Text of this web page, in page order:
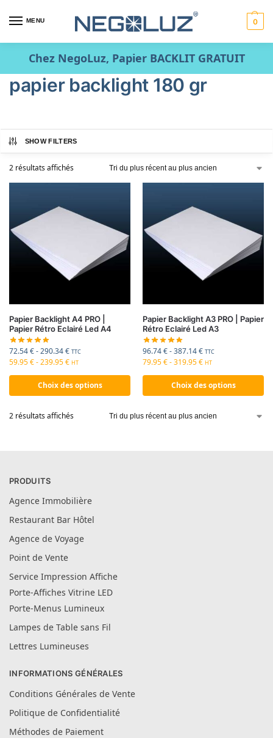
MENU 0
Chez NegoLuz, Papier BACKLIT GRATUIT
papier backlight 180 gr
SHOW FILTERS
2 résultats affichés
Papier Backlight A4 PRO |
Papier Rétro Eclairé Led A4
72.54€-290.34€ TTC
59.95€-239.95€ HT
Choix des options
Papier Backlight A3 PRO | Papier
Rétro Eclairé Led A3
96.74€-387.14€ TTC
79.95€-319.95€ HT
Choix des options
2 résultats affichés
PRODUITS
Agence Immobilière
Restaurant Bar Hôtel
Agence de Voyage
Point de Vente
Service Impression Affiche
Porte-Affiches Vitrine LED
Porte-Menus Lumineux
Lampes de Table sans Fil
Lettres Lumineuses
INFORMATIONS GÉNÉRALES
Conditions Générales de Vente
Politique de Confidentialité
Méthodes de Paiement